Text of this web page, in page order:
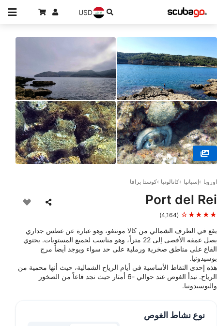
USD
اوروبا إسبانيا كاتالونيا كوستا برافا
Port del Rei
★★★★☆
(4,164)
يقع في الطرف الشمالي من كالا مونتغو، وهو عبارة عن غطس جداري
يصل عمقه الأقصى إلى 22 متراً، وهو مناسب لجميع المستويات. يحتوي
القاع على مناطق صخرية ورملية على حد سواء ويوجد أيضاً مرج
بوسيدونيا.
هذه إحدى النقاط الأساسية في أيام الرياح الشمالية، حيث أنها محمية من
الرياح. نبدأ الغوص عند حوالي -6 أمتار حيث نجد قاعاً من الصخور
والبوسيدونيا.
نوع نشاط الغوص